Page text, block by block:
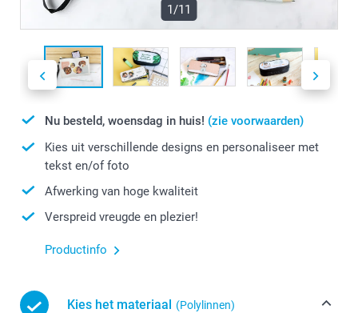
1/11
Nu besteld, woensdag in huis! (zie voorwaarden)
Kies uit verschillende designs en personaliseer met
tekst en/of foto
Afwerking van hoge kwaliteit
Verspreid vreugde en plezier!
Productinfo
Kies het materiaal (Polylinnen)